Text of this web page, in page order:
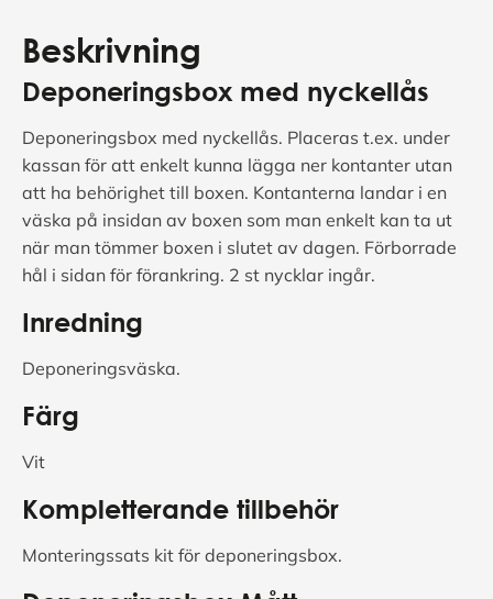
Beskrivning
Deponeringsbox med nyckellås
Deponeringsbox med nyckellås. Placeras t.ex. under
kassan för att enkelt kunna lägga ner kontanter utan
att ha behörighet till boxen. Kontanterna landar i en
väska på insidan av boxen som man enkelt kan ta ut
när man tömmer boxen i slutet av dagen. Förborrade
hål i sidan för förankring. 2 st nycklar ingår.
Inredning
Deponeringsväska.
Färg
Vit
Kompletterande tillbehör
Monteringssats kit för deponeringsbox.